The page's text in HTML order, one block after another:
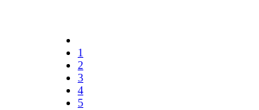
1
2
3
4
5